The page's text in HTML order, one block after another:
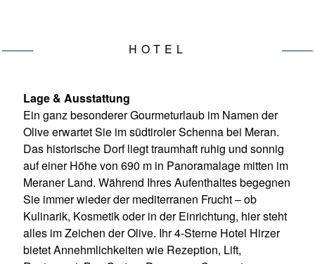
HOTEL
Lage & Ausstattung
Ein ganz besonderer Gourmeturlaub im Namen der
Olive erwartet Sie im südtiroler Schenna bei Meran.
Das historische Dorf liegt traumhaft ruhig und sonnig
auf einer Höhe von 690 m in Panoramalage mitten im
Meraner Land. Während Ihres Aufenthaltes begegnen
Sie immer wieder der mediterranen Frucht – ob
Kulinarik, Kosmetik oder in der Einrichtung, hier steht
alles im Zeichen der Olive. Ihr 4-Sterne Hotel Hirzer
bietet Annehmlichkeiten wie Rezeption, Lift,